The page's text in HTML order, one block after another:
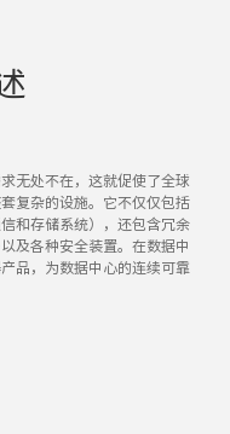
无处不在，这就促使了全球
复杂的设施。它不仅仅包括
和存储系统），还包含冗余
及各种安全装置。在数据中
品，为数据中心的连续可靠